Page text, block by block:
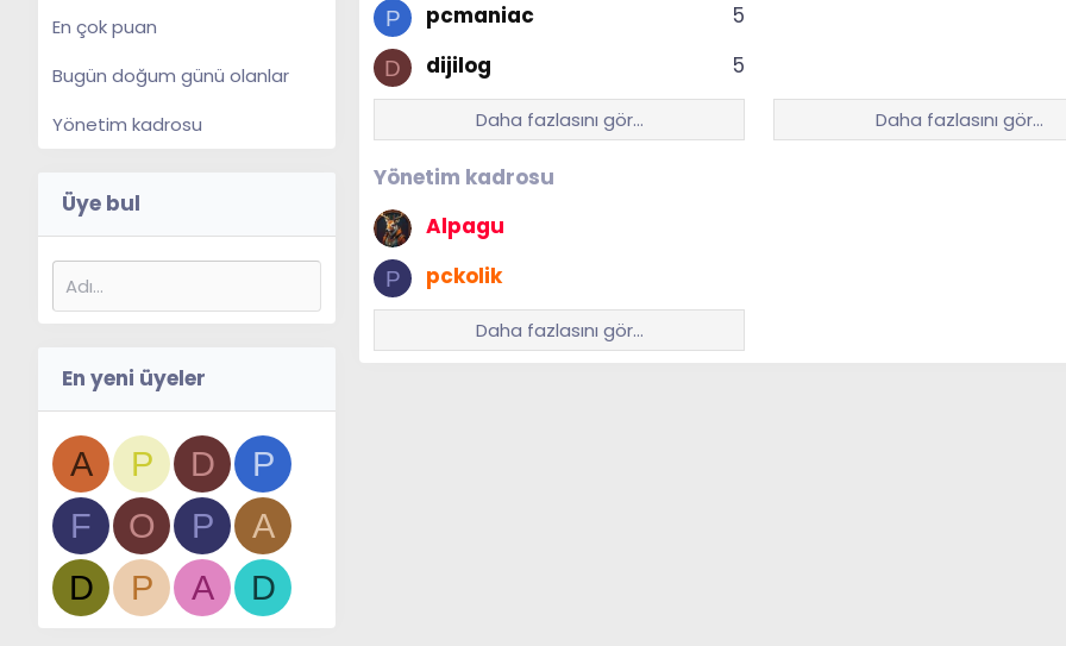
En çok puan
Bugün doğum günü olanlar
Yönetim kadrosu
Üye bul
En yeni üyeler
A P D
P
F
O P
A
D
P A D
P 5
pcmaniac
D 5
dijilog
Daha fazlasını gör… Daha fazlasını gör…
Yönetim kadrosu
Alpagu
P pckolik
Daha fazlasını gör…